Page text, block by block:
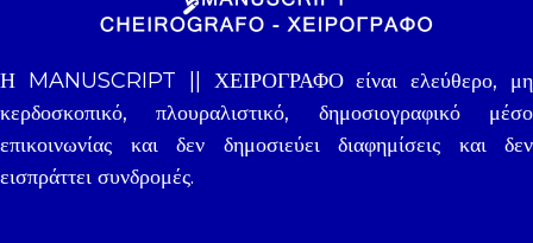
Η MANUSCRIPT || ΧΕΙΡΟΓΡΑΦΟ είναι ελεύθερο, μη
κερδοσκοπικό, πλουραλιστικό, δημοσιογραφικό μέσο
επικοινωνίας και δεν δημοσιεύει διαφημίσεις και δεν
εισπράττει συνδρομές.